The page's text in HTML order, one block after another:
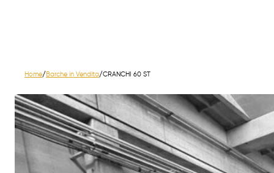
Home/Barche in Vendita/CRANCHI 60 ST